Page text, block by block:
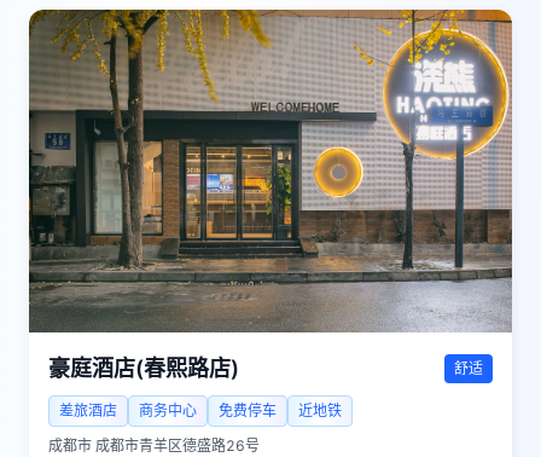
豪庭酒店(春熙路店) 舒适
差旅酒店 商务中心 免费停车
近地铁
成都市 成都市青羊区德盛路26号